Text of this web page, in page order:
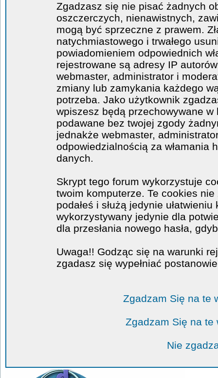
Zgadzasz się nie pisać żadnych
oszczerczych, nienawistnych,
mogą być sprzeczne z prawem.
natychmiastowego i trwałego
powiadomieniem odpowiednich
rejestrowane są adresy IP
webmaster, administrator i
zmiany lub zamykania każdego
potrzeba. Jako użytkownik
wpiszesz będą przechowywane
podawane bez twojej zgody
jednakże webmaster,
odpowiedzialnością za włamania
danych.
Skrypt tego forum wykorzystuje
twoim komputerze. Te cookies
podałeś i służą jedynie
wykorzystywany jedynie dla
dla przesłania nowego hasła,
Uwaga!! Godząc się na warunki
zgadasz się wypełniać
Zgadzam Się na te
Zgadzam Się na
Nie